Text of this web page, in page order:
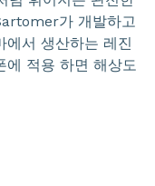
가 개발하고
에서 생산하는 레진
에 적용 하면 해상도